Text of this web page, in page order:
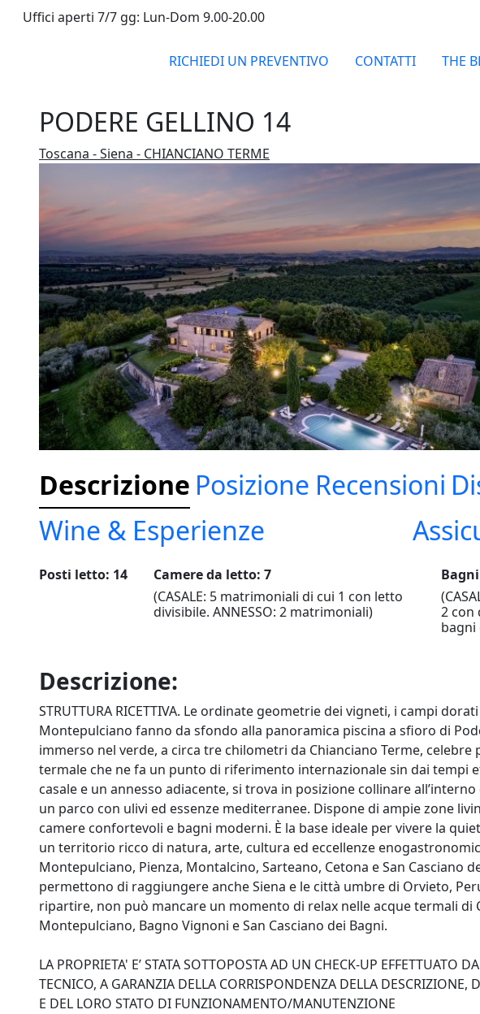
Uffici aperti 7/7 gg: Lun-Dom 9.00-20.00
RICHIEDI UN PREVENTIVO CONTATTI THE
PODERE GELLINO 14
Toscana - Siena - CHIANCIANO TERME
Descrizione Posizione Recensioni
Wine & Esperienze
Posti letto: 14
Camere da letto: 7
(CASALE: 5 matrimoniali di cui 1 con letto
divisibile. ANNESSO: 2 matrimoniali)
2 con
bagni
Descrizione:
STRUTTURA RICETTIVA. Le ordinate geometrie dei vigneti, i campi
Montepulciano fanno da sfondo alla panoramica piscina a sfioro di
immerso nel verde, a circa tre chilometri da Chianciano Terme,
termale che ne fa un punto di riferimento internazionale sin dai tempi
casale e un annesso adiacente, si trova in posizione collinare
un parco con ulivi ed essenze mediterranee. Dispone di ampie zone
camere confortevoli e bagni moderni. È la base ideale per vivere la
un territorio ricco di natura, arte, cultura ed eccellenze
Montepulciano, Pienza, Montalcino, Sarteano, Cetona e San Casciano
permettono di raggiungere anche Siena e le città umbre di Orvieto,
ripartire, non può mancare un momento di relax nelle acque termali di
Montepulciano, Bagno Vignoni e San Casciano dei Bagni.
LA PROPRIETA' E’ STATA SOTTOPOSTA AD UN CHECK-UP EFFETTUATO
TECNICO, A GARANZIA DELLA CORRISPONDENZA DELLA DESCRIZIONE,
E DEL LORO STATO DI FUNZIONAMENTO/MANUTENZIONE